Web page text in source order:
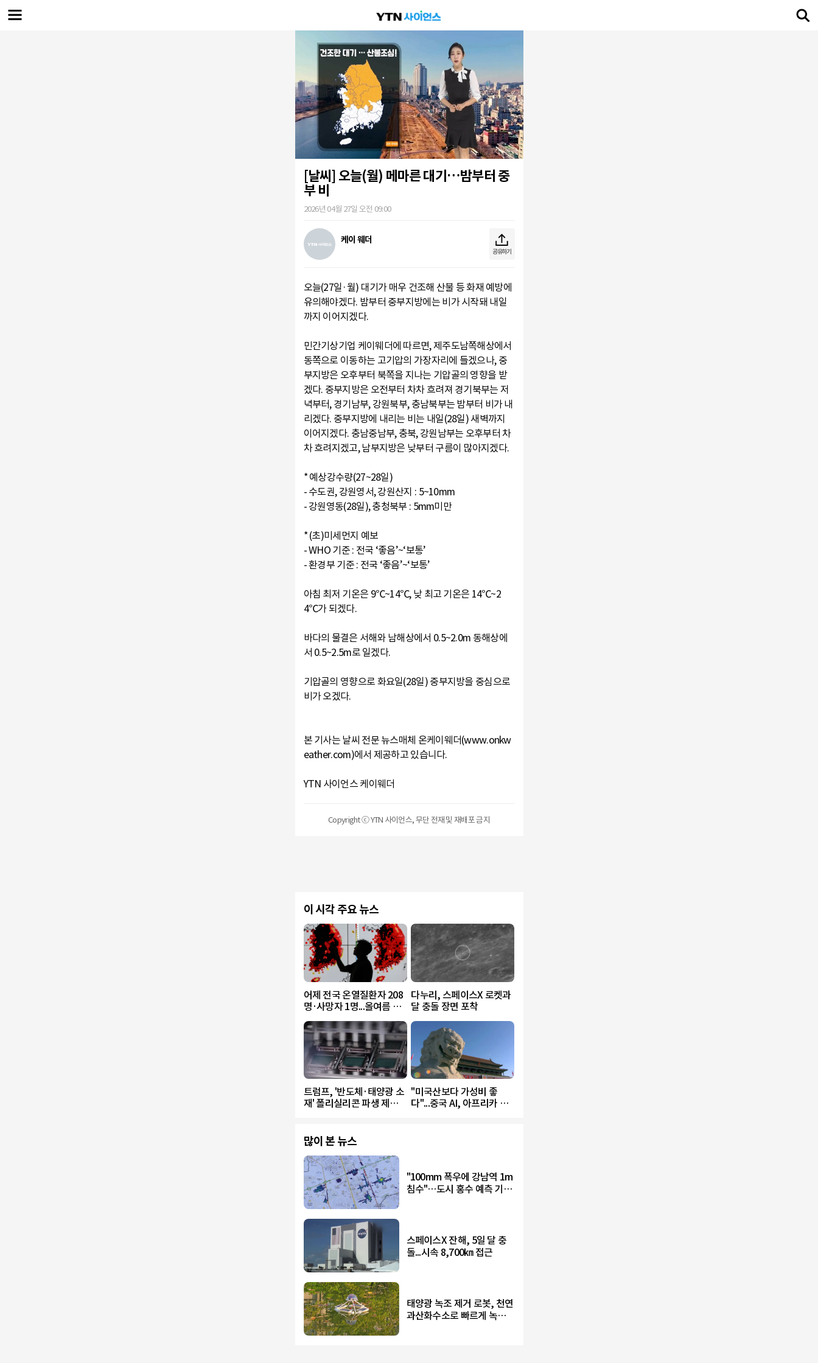
[날씨] 오늘(월) 메마른 대기…밤부터 중
부 비
2026년 04월 27일 오전 09:00
케이 웨더
공유하기
오늘(27일·월) 대기가 매우 건조해 산불 등 화재 예방에
유의해야겠다. 밤부터 중부지방에는 비가 시작돼 내일
까지 이어지겠다.
민간기상기업 케이웨더에 따르면, 제주도남쪽해상에서
동쪽으로 이동하는 고기압의 가장자리에 들겠으나, 중
부지방은 오후부터 북쪽을 지나는 기압골의 영향을 받
겠다. 중부지방은 오전부터 차차 흐려져 경기북부는 저
녁부터, 경기남부, 강원북부, 충남북부는 밤부터 비가 내
리겠다. 중부지방에 내리는 비는 내일(28일) 새벽까지
이어지겠다. 충남중남부, 충북, 강원남부는 오후부터 차
차 흐려지겠고, 남부지방은 낮부터 구름이 많아지겠다.
* 예상강수량(27~28일)
- 수도권, 강원영서, 강원산지 : 5~10mm
- 강원영동(28일), 충청북부 : 5mm미만
* (초)미세먼지 예보
- WHO 기준 : 전국 ‘좋음’~‘보통’
- 환경부 기준 : 전국 ‘좋음’~‘보통’
아침 최저 기온은 9℃~14℃, 낮 최고 기온은 14℃~2
4℃가 되겠다.
바다의 물결은 서해와 남해상에서 0.5~2.0m 동해상에
서 0.5~2.5m로 일겠다.
기압골의 영향으로 화요일(28일) 중부지방을 중심으로
비가 오겠다.
본 기사는 날씨 전문 뉴스매체 온케이웨더(www.onkw
eather.com)에서 제공하고 있습니다.
YTN 사이언스 케이웨더
Copyright ⓒ YTN 사이언스, 무단 전재 및 재배포 금지
이 시각 주요 뉴스
어제 전국 온열질환자 208
명·사망자 1명...올여름 최
다누리, 스페이스X 로켓과
달 충돌 장면 포착
트럼프, '반도체·태양광 소
재' 폴리실리콘 파생 제품
"미국산보다 가성비 좋
다"...중국 AI, 아프리카 장
많이 본 뉴스
"100mm 폭우에 강남역 1m
침수"…도시 홍수 예측 기술
스페이스X 잔해, 5일 달 충
돌...시속 8,700㎞ 접근
태양광 녹조 제거 로봇, 천연
과산화수소로 빠르게 녹조